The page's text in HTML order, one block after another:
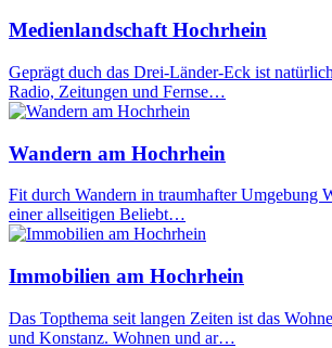
Medienlandschaft Hochrhein
Geprägt duch das Drei-Länder-Eck ist
Radio, Zeitungen und Fernse…
Wandern am Hochrhein
Fit durch Wandern in traumhafter Umgebung
einer allseitigen Beliebt…
Immobilien am Hochrhein
Das Topthema seit langen Zeiten ist das
und Konstanz. Wohnen und ar…